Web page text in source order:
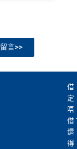
言>>
借
定
唔
借
還
得